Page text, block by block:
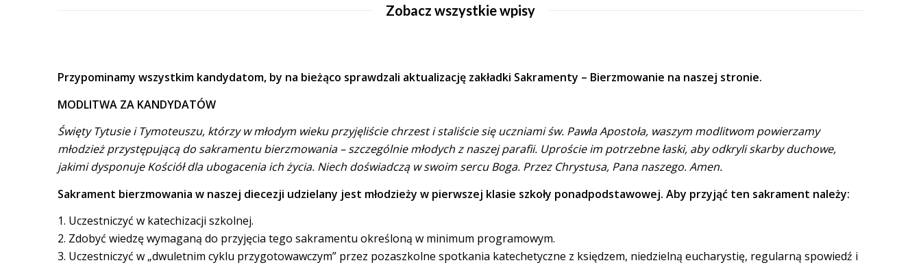
Zobacz wszystkie wpisy
Przypominamy wszystkim kandydatom, by na bieżąco sprawdzali aktualizację zakładki Sakramenty – Bierzmowanie na naszej stronie.
MODLITWA ZA KANDYDATÓW
Święty Tytusie i Tymoteuszu, którzy w młodym wieku przyjęliście chrzest i staliście się uczniami św. Pawła Apostoła, waszym modlitwom powierzamy
młodzież przystępującą do sakramentu bierzmowania – szczególnie młodych z naszej parafii. Uproście im potrzebne łaski, aby odkryli skarby duchowe,
jakimi dysponuje Kościół dla ubogacenia ich życia. Niech doświadczą w swoim sercu Boga. Przez Chrystusa, Pana naszego. Amen.
Sakrament bierzmowania w naszej diecezji udzielany jest młodzieży w pierwszej klasie szkoły ponadpodstawowej. Aby przyjąć ten sakrament należy:
1. Uczestniczyć w katechizacji szkolnej.
2. Zdobyć wiedzę wymaganą do przyjęcia tego sakramentu określoną w minimum programowym.
3. Uczestniczyć w „dwuletnim cyklu przygotowawczym” przez pozaszkolne spotkania katechetyczne z księdzem, niedzielną eucharystię, regularną spowiedź i